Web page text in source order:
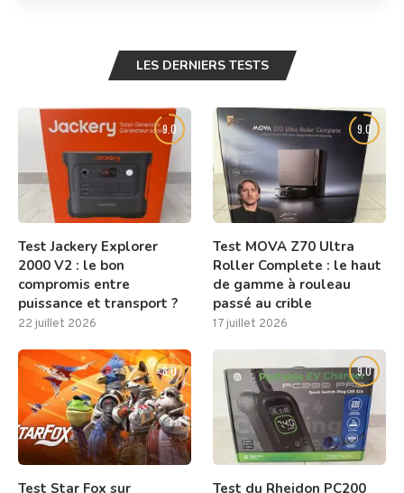
LES DERNIERS TESTS
9.0
Test Jackery Explorer
2000 V2 : le bon
compromis entre
puissance et transport ?
22 juillet 2026
9.0
Test MOVA Z70 Ultra
Roller Complete : le haut
de gamme à rouleau
passé au crible
17 juillet 2026
8.0
Test Star Fox sur
9.0
Test du Rheidon PC200